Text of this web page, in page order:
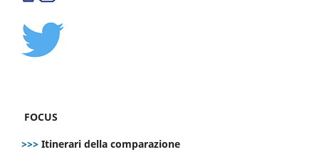
FOCUS
>>> Itinerari della comparazione